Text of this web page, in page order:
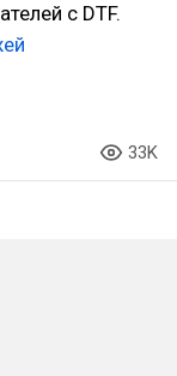
с DTF.
33K